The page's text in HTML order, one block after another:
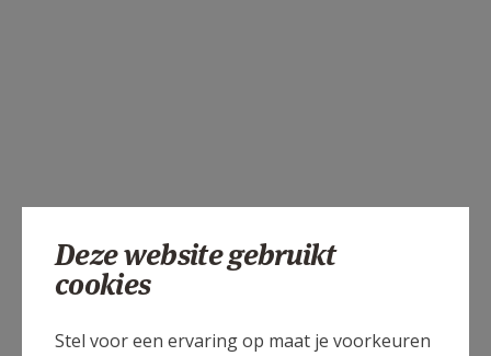
Deze website gebruikt
cookies
Stel voor een ervaring op maat je voorkeuren